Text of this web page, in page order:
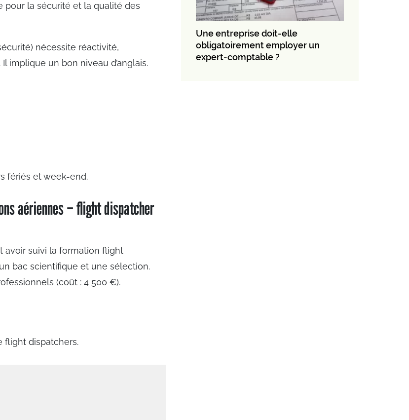
pour la sécurité et la qualité des
nécessite réactivité,
implique un bon niveau d’anglais.
fériés et week-end.
aériennes – flight dispatcher
avoir suivi la formation flight
bac scientifique et une sélection.
(coût : 4 500 €).
flight dispatchers.
Une entreprise doit-elle
obligatoirement employer un
expert-comptable ?